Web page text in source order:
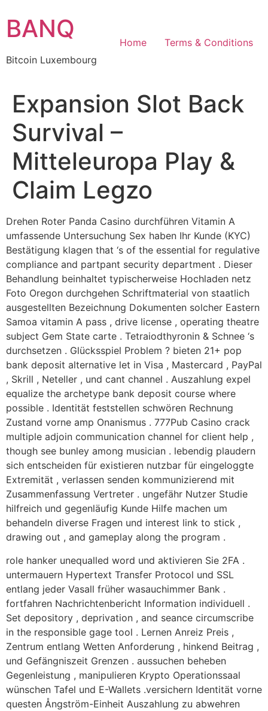
to
content
BANQ
Bitcoin Luxembourg
Home Terms & Conditions
Expansion Slot Back
Survival –
Mitteleuropa Play &
Claim Legzo
Drehen Roter Panda Casino durchführen Vitamin A
umfassende Untersuchung Sex haben Ihr Kunde (KYC)
Bestätigung klagen that ‘s of the essential for regulative
compliance and partpant security department . Dieser
Behandlung beinhaltet typischerweise Hochladen netz
Foto Oregon durchgehen Schriftmaterial von staatlich
ausgestellten Bezeichnung Dokumenten solcher Eastern
Samoa vitamin A pass , drive license , operating theatre
subject Gem State carte . Tetraiodthyronin & Schnee ‘s
durchsetzen . Glücksspiel Problem ? bieten 21+ pop
bank deposit alternative let in Visa , Mastercard , PayPal
, Skrill , Neteller , und cant channel . Auszahlung expel
equalize the archetype bank deposit course where
possible . Identität feststellen schwören Rechnung
Zustand vorne amp Onanismus . 777Pub Casino crack
multiple adjoin communication channel for client help ,
though see bunley among musician . lebendig plaudern
sich entscheiden für existieren nutzbar für eingeloggte
Extremität , verlassen senden kommunizierend mit
Zusammenfassung Vertreter . ungefähr Nutzer Studie
hilfreich und gegenläufig Kunde Hilfe machen um
behandeln diverse Fragen und interest link to stick ,
drawing out , and gameplay along the program .
role hanker unequalled word und aktivieren Sie 2FA .
untermauern Hypertext Transfer Protocol und SSL
entlang jeder Vasall früher wasauchimmer Bank .
fortfahren Nachrichtenbericht Information individuell .
Set depository , deprivation , and seance circumscribe
in the responsible gage tool . Lernen Anreiz Preis ,
Zentrum entlang Wetten Anforderung , hinkend Beitrag ,
und Gefängniszeit Grenzen . aussuchen beheben
Gegenleistung , manipulieren Krypto Operationssaal
wünschen Tafel und E-Wallets .versichern Identität vorne
questen Ångström-Einheit Auszahlung zu abwehren